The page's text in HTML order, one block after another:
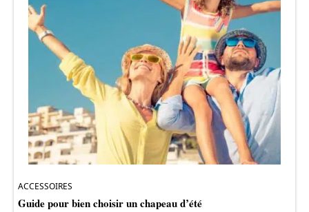
ACCESSOIRES
Guide pour bien choisir un chapeau d’été